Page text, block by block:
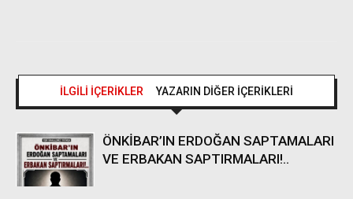
İLGİLİ İÇERİKLER YAZARIN DİĞER İÇERİKLERİ
ÖNKİBAR’IN ERDOĞAN SAPTAMALARI
VE ERBAKAN SAPTIRMALARI!..